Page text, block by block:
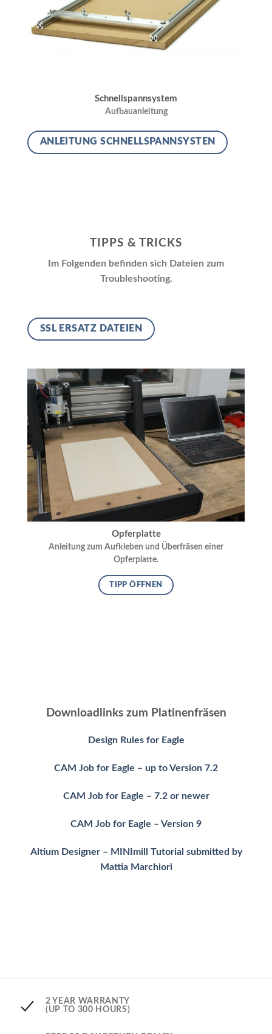
Schnellspannsystem
Aufbauanleitung
ANLEITUNG SCHNELLSPANNSYSTEN
TIPPS & TRICKS
Im Folgenden befinden sich Dateien zum
Troubleshooting.
SSL ERSATZ DATEIEN
Opferplatte
Anleitung zum Aufkleben und Überfräsen einer
Opferplatte.
TIPP ÖFFNEN
Downloadlinks zum Platinenfräsen
Design Rules for Eagle
CAM Job for Eagle – up to Version 7.2
CAM Job for Eagle – 7.2 or newer
CAM Job for Eagle – Version 9
Altium Designer – MINImill Tutorial submitted by
Mattia Marchiori
2 YEAR WARRANTY
(UP TO 300 HOURS)